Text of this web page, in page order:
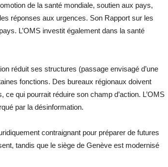
de la santé mondiale, soutien aux pays,
réponses aux urgences. Son Rapport sur les
L’OMS investit également dans la santé
réduit ses structures (passage envisagé d’une
fonctions. Des bureaux régionaux doivent
qui pourrait réduire son champ d’action. L’OMS
par la désinformation.
contraignant pour préparer de futures
tandis que le siège de Genève est modernisé